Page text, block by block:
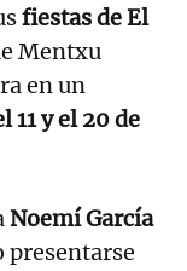
fiestas de El
Mentxu
en un
11 y el 20 de
Noemí García
presentarse